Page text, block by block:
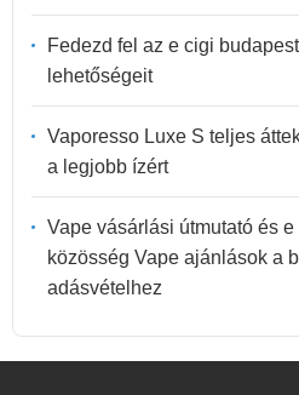
Fedezd fel az e cigi
lehetőségeit
Vaporesso Luxe S teljes
a legjobb ízért
Vape vásárlási útmutató és
közösség Vape ajánlások a
adásvételhez